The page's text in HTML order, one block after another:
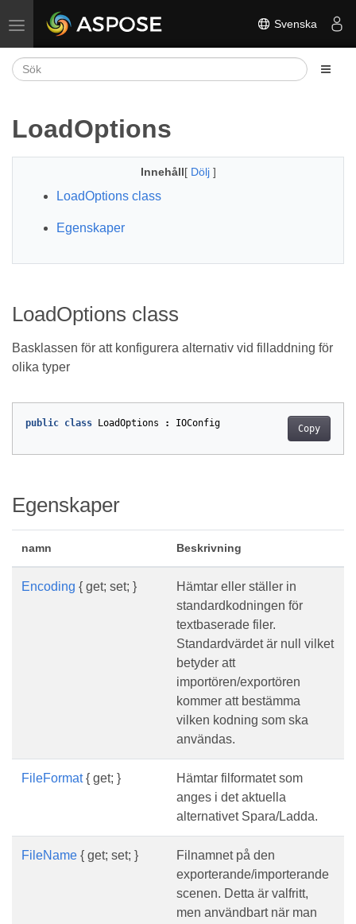
Växla navigering Svenska
LoadOptions
Innehåll[ Dölj ]
LoadOptions class
Egenskaper
LoadOptions class
Basklassen för att konfigurera alternativ vid filladdning för
olika typer
Copy
public class LoadOptions : IOConfig
Egenskaper
namn Beskrivning
Encoding { get; set; }
Hämtar eller ställer in
standardkodningen för
textbaserade filer.
Standardvärdet är null vilket
betyder att
importören/exportören
kommer att bestämma
vilken kodning som ska
användas.
FileFormat{ get; }
Hämtar filformatet som
anges i det aktuella
alternativet Spara/Ladda.
FileName { get; set; }
Filnamnet på den
exporterande/importerande
scenen. Detta är valfritt,
men användbart när man